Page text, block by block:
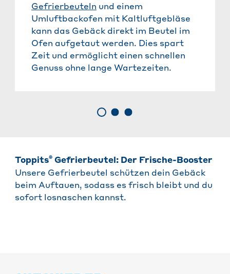
Gefrierbeuteln und einem
Umluftbackofen mit Kaltluftgebläse
kann das Gebäck direkt im Beutel im
Ofen aufgetaut werden. Dies spart
Zeit und ermöglicht einen schnellen
Genuss ohne lange Wartezeiten.
Toppits® Gefrierbeutel: Der Frische-Booster
Unsere Gefrierbeutel schützen dein Gebäck
beim Auftauen, sodass es frisch bleibt und du
sofort losnaschen kannst.